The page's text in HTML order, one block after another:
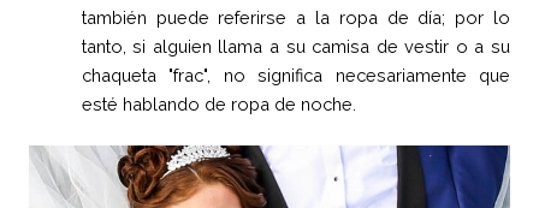
también puede referirse a la ropa de día; por lo
tanto, si alguien llama a su camisa de vestir o a su
chaqueta "frac", no significa necesariamente que
esté hablando de ropa de noche.